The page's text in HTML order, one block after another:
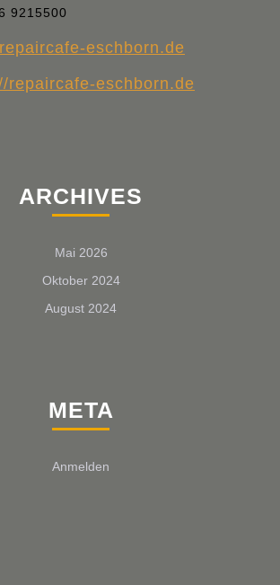
9215500
eschborn.de
repaircafe-eschborn.de
ARCHIVES
Mai 2026
Oktober 2024
August 2024
META
Anmelden